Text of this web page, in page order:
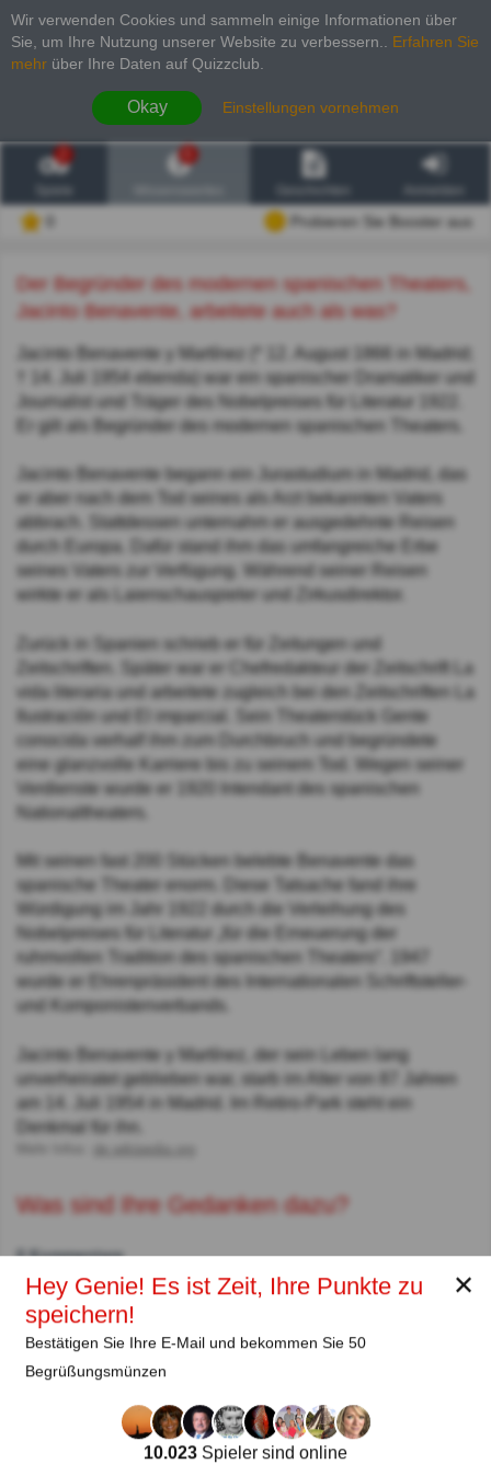
Wir verwenden Cookies und sammeln einige Informationen über
Sie, um Ihre Nutzung unserer Website zu verbessern.
Erfahren Sie
mehr über Ihre Daten auf Quizzclub.
Okay Einstellungen vornehmen
2
Probieren Sie Booster aus
Der Begründer des modernen spanischen Theaters,
Jacinto Benavente, arbeitete auch als was?
Jacinto Benavente y Martínez (* 12. August 1866 in Madrid;
† 14. Juli 1954 ebenda) war ein spanischer Dramatiker und
Journalist und Träger des Nobelpreises für Literatur 1922.
Er gilt als Begründer des modernen spanischen Theaters.
Jacinto Benavente begann ein Jurastudium in Madrid, das
er aber nach dem Tod seines als Arzt bekannten Vaters
abbrach. Stattdessen unternahm er ausgedehnte Reisen
durch Europa. Dafür stand ihm das umfangreiche Erbe
seines Vaters zur Verfügung. Während seiner Reisen
wirkte er als Laienschauspieler und Zirkusdirektor.
Zurück in Spanien schrieb er für Zeitungen und
Zeitschriften. Später war er Chefredakteur der Zeitschrift La
vida literaria und arbeitete zugleich bei den Zeitschriften La
Ilustración und El imparcial. Sein Theaterstück Gente
conocida verhalf ihm zum Durchbruch und begründete
eine glanzvolle Karriere bis zu seinem Tod. Wegen seiner
Verdienste wurde er 1920 Intendant des spanischen
Nationaltheaters.
Mit seinen fast 200 Stücken belebte Benavente das
spanische Theater enorm. Diese Tatsache fand ihre
Würdigung im Jahr 1922 durch die Verleihung des
Nobelpreises für Literatur „für die Erneuerung der
ruhmvollen Tradition des spanischen Theaters“. 1947
wurde er Ehrenpräsident des Internationalen Schriftsteller-
und Komponistenverbands.
Jacinto Benavente y Martínez, der sein Leben lang
unverheiratet geblieben war, starb im Alter von 87 Jahren
am 14. Juli 1954 in Madrid. Im Retiro-Park steht ein
Denkmal für ihn.
de.wikipedia.org
Was sind Ihre Gedanken dazu?
0 Kommentare
Autor:
Buran
Autor
✕
Hey Genie! Es ist Zeit, Ihre Punkte zu
speichern!
Bestätigen Sie Ihre E-Mail und bekommen Sie 50
Begrüßungsmünzen
10.023 Spieler sind online